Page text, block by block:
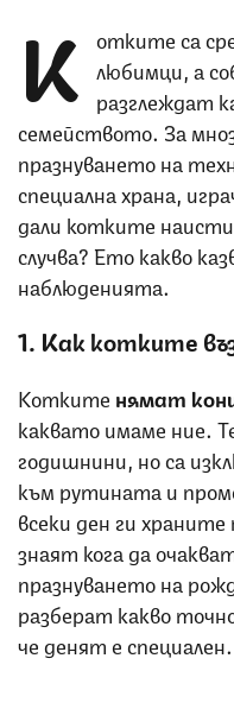
К отките са
любимци, а
разглеждат
семейството. За
празнуването на
специална храна,
дали котките
случва? Ето какво
наблюденията.
1. Как котките
Котките нямат
каквато имаме ние.
годишнини, но са
към рутината и
всеки ден ги
знаят кога да
празнуването на
разберат какво
че денят е специален.